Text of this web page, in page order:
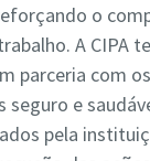
o
A CIPA
parceria com
e
pela